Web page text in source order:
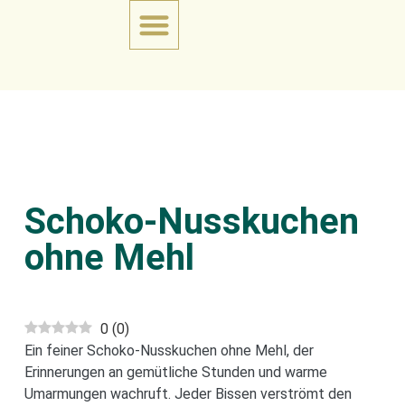
Schoko-Nusskuchen
ohne Mehl
0 (0)
Ein feiner Schoko-Nusskuchen ohne Mehl, der
Erinnerungen an gemütliche Stunden und warme
Umarmungen wachruft. Jeder Bissen verströmt den